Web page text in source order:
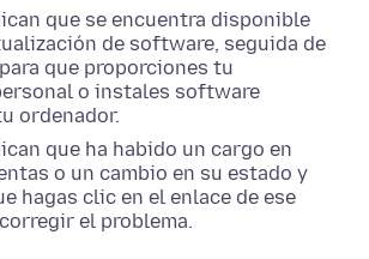
que se encuentra disponible
de software, seguida de
que proporciones tu
o instales software
ordenador.
que ha habido un cargo en
o un cambio en su estado y
hagas clic en el enlace de ese
el problema.